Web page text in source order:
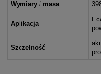
Wymiary / masa
Aplikacja
Szczelność